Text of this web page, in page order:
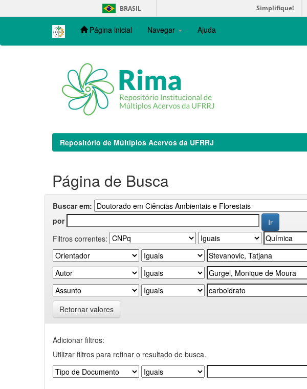
navigation
BRASIL Simplifique!
Página inicial Navegar Ajuda
Repositório de Múltiplos Acervos da UFRRJ
Página de Busca
Buscar em:
por
Filtros correntes:
Retornar valores
Adicionar filtros:
Utilizar filtros para refinar o resultado de busca.